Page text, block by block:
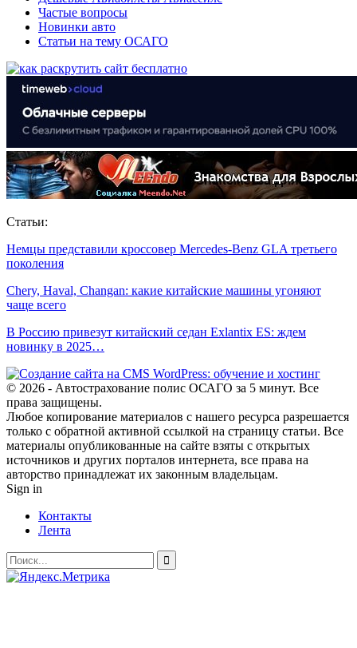
Частые вопросы
Новинки авто
Статьи на тему ОСАГО
Статьи:
Немцы представили кроссовер Mercedes-Benz GLA третьего
поколения
Chery, Haval, Changan: какие китайские машины угоняют
чаще всего
В Россию привезут китайский седан Exlantix ES: ждем
новинку в 2025…
© 2026 - Автострахование полис ОСАГО за 5 минут. Все
права защищены.
Любое копирование материалов с нашего ресурса разрешается
только с обратной активной ссылкой на страницу статьи. Все
материалы опубликованные на сайте взяты с открытых
источников и других порталов интернета, все права на
авторство принадлежат их законным владельцам.
Sign in
Контакты
Лента